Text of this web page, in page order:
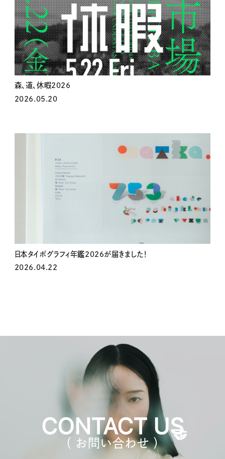
森、道、休暇2026
2026.05.20
日本タイポグラフィ年鑑2026が届きました！
2026.04.22
CONTACT US
（ お問い合わせ ）